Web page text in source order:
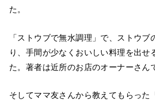
た。
「ストウブで無水調理」で、ストウブ
り、手間が少なくおいしい料理を出せ
た。著者は近所のお店のオーナーさん
そしてママ友さんから教えてもらった